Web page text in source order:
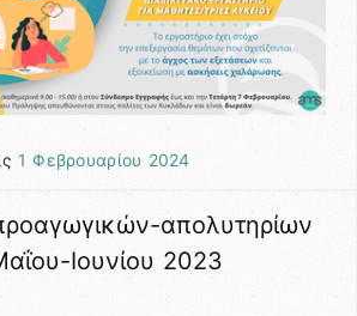
1 Φεβρουαρίου 2024
απολυτηρίων
Ιουνίου 2023